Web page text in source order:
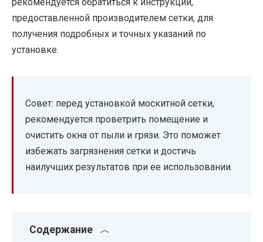
предоставленной производителем сетки, для
получения подробных и точных указаний по
установке.
Совет: перед установкой москитной сетки,
рекомендуется проветрить помещение и
очистить окна от пыли и грязи. Это поможет
избежать загрязнения сетки и достичь
наилучших результатов при ее использовании.
Содержание